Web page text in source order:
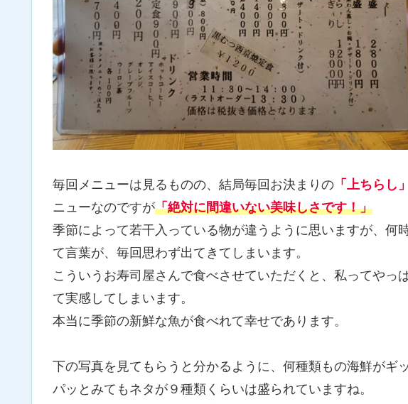
毎回メニューは見るものの、結局毎回お決まりの 「上ちらし」
ニューなのですが「絶対に間違いない美味しさです！」
季節によって若干入っている物が違うように思いますが、何
て言葉が、毎回思わず出てきてしまいます。
こういうお寿司屋さんで食べさせていただくと、私ってやっ
て実感してしまいます。
本当に季節の新鮮な魚が食べれて幸せであります。
下の写真を見てもらうと分かるように、何種類もの海鮮がギ
パッとみてもネタが９種類くらいは盛られていますね。